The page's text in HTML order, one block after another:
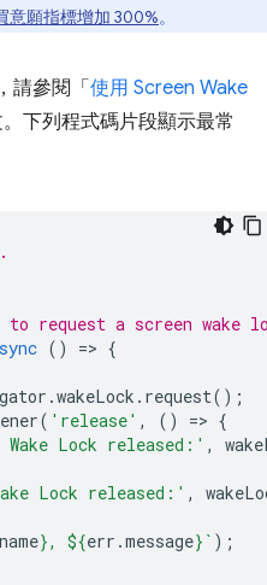
意願指標增加 300%。
請參閱「 使用 Screen Wake
。下列程式碼片段顯示最常
request a screen wake
() => {
.wakeLock . request();
( 'release' , () => {
Wake Lock released:' ,
Lock released:' ,
name}, ${err .message} ` );